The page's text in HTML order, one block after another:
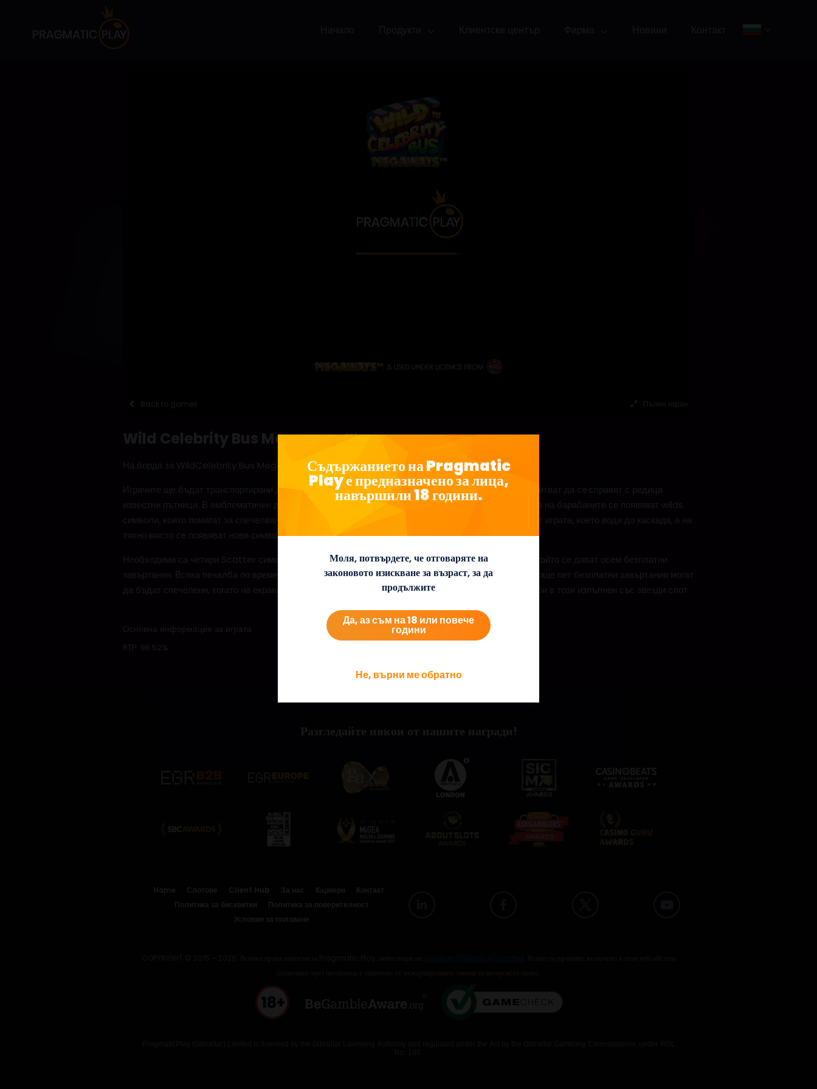
Back to games Пълен екран
Wild Celebrity Bus Megaways™
На борда за WildCelebrity Bus Megaways
Играчите ще бъдат транспортирани до най-известните забележителности на Лондон, докато се опитват да се справят с редица
известни пътници. В емблематичен двуетажен автомобил с шест постоянно променящи се размера на барабаните се появяват wilds
символи, които помагат за спечелването на печалба. Всички печеливши символи се отстраняват от играта, което води до каскада, а на
тяхно място се появяват нови символи, докато не се стигне до печалба.
Необходими са четири Scatter символа, за да се отключи яркият кръг с безплатни завъртания, в който се дават осем безплатни
завъртания. Всяка печалба по време на бонуса носи постепенно увеличаващ се множител от 1х, а още пет безплатни завъртания могат
да бъдат спечелени, когато на екрана паднат два скатера, за да се увеличи потенциалът за печалби в този изпълнен със звезди слот.
Основна информация за играта
RTP: 96.52%
Разгледайте някои от нашите награди!
Home Слотове Client Hub За нас Кариери
Контакт
Политика за бисквитки
Политика за поверителност
Условия за ползване
Съдържанието на Pragmatic
Play е предназначено за лица,
навършили 18 години.
Моля, потвърдете, че отговаряте на
законовото изискване за възраст, за да
продължите
Да, аз съм на 18 или повече
години
Не, върни ме обратно